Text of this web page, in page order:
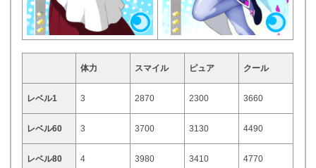
体力 スマイル ピュア クール
レベル1 3 2870 2300 3660
レベル60 3 3700 3130 4490
レベル80 4 3980 3410 4770